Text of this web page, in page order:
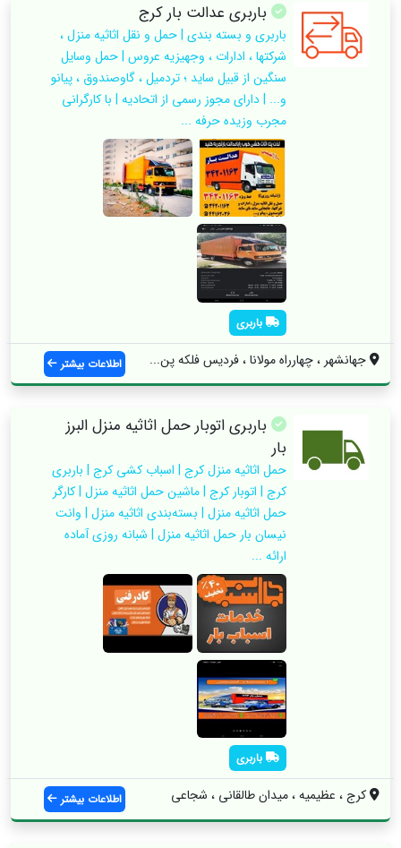
باربری عدالت بار کرج
باربری و بسته بندی | حمل و نقل اثاثیه منزل ،
شرکتها ، ادارات ، وجهیزیه عروس | حمل وسایل
سنگین از قبیل ساید ؛ تردمیل ، گاوصندوق ، پیانو
و... | دارای مجوز رسمی از اتحادیه | با کارگرانی
مجرب وزیده حرفه ...
باربری
جهانشهر ، چهارراه مولانا ، فردیس فلکه پن... اطلاعات بیشتر
باربری اتوبار حمل اثاثیه منزل البرز
بار
حمل اثاثیه منزل کرج | اسباب کشی کرج | باربری
کرج | اتوبار کرج | ماشین حمل اثاثیه منزل | کارگر
حمل اثاثیه منزل | بسته‌بندی اثاثیه منزل | وانت
نیسان بار حمل اثاثیه منزل | شبانه روزی آماده
ارائه ...
باربری
کرج ، عظیمیه ، میدان طالقانی ، شجاعی اطلاعات بیشتر